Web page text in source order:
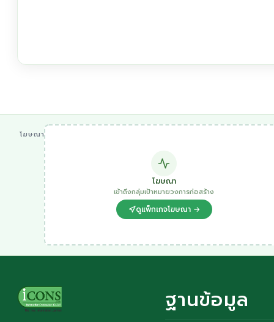
โฆษณา
โฆษณา
เข้าถึงกลุ่มเป้าหมายวงการก่อสร้าง
ดูแพ็กเกจโฆษณา →
ฐานข้อมูล